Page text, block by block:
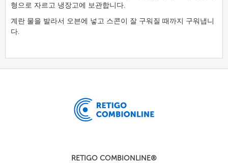
형으로 자르고 냉장고에 보관합니다.
계란 물을 발라서 오븐에 넣고 스콘이 잘 구워질 때까지 구워냅니
다.
RETIGO COMBIONLINE®